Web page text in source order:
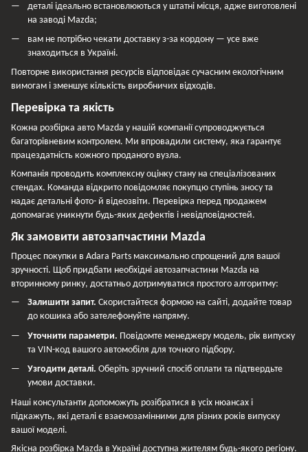
деталі ідеально встановлюються у штатні місця, адже виготовлені
на заводі Mazda;
вам не потрібно чекати доставку з-за кордону — усе вже
знаходиться в Україні.
Повторне використання ресурсів відповідає сучасним екологічним
вимогам і зменшує кількість виробничих відходів.
Перевірка та якість
Кожна розбірка авто Mazda у нашій компанії супроводжується
багаторівневим контролем. Ми впровадили систему, яка гарантує
працездатність кожного проданого вузла.
Компанія проводить комплексну оцінку стану на спеціалізованих
стендах. Команда відкрито повідомляє покупцю ступінь зносу та
надає детальні фото- й відеозвіти. Перевірка перед продажем
допомагає уникнути будь-яких дефектів і невідповідностей.
Як замовити автозапчастини Mazda
Процес покупки в Adara Parts максимально спрощений для вашої
зручності. Щоб придбати необхідні автозапчастини Mazda на
вторинному ринку, достатньо дотримуватися простого алгоритму:
Залишити запит. Скористайтеся формою на сайті, додайте товар
до кошика або зателефонуйте напряму.
Уточнити параметри. Повідомте менеджеру модель, рік випуску
та VIN-код вашого автомобіля для точного підбору.
Узгодити деталі. Оберіть зручний спосіб оплати та підтвердьте
умови доставки.
Наші консультанти допоможуть розібратися в усіх нюансах і
підкажуть, які деталі є взаємозамінними для різних років випуску
вашої моделі.
Якісна розбірка Mazda в Україні доступна жителям будь-якого регіону.